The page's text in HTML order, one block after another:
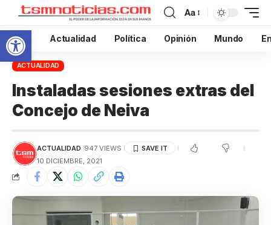
Abrir barra de herramientas
Aa
Inicio Actualidad Política Opinión Mundo
ACTUALIDAD
Instaladas sesiones extras del
Concejo de Neiva
ACTUALIDAD 947 VIEWS
10 DICIEMBRE, 2021